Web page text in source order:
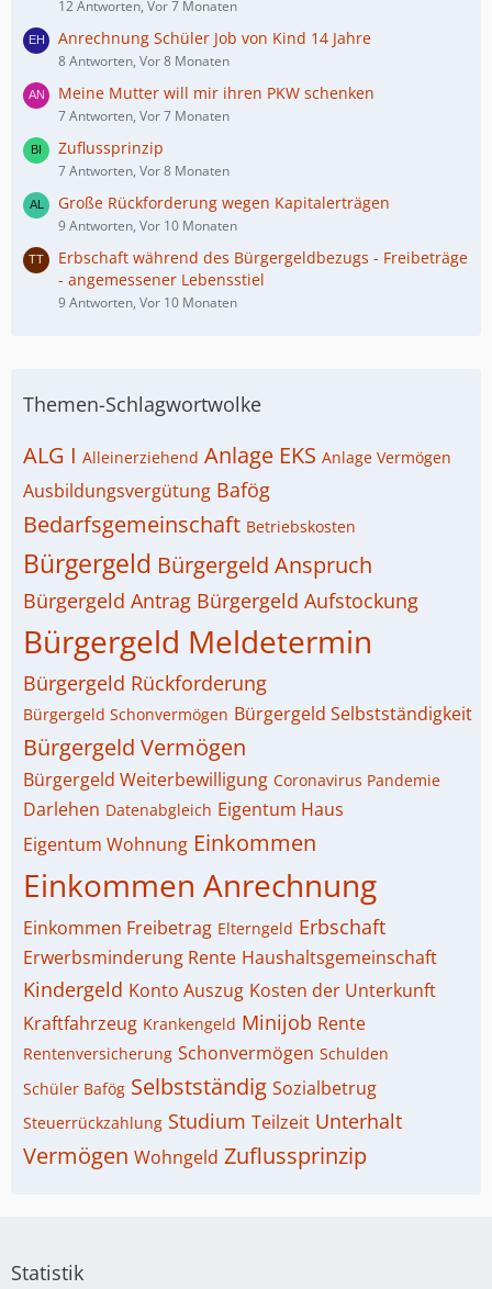
12 Antworten, Vor 7 Monaten
Anrechnung Schüler Job von Kind 14 Jahre
8 Antworten, Vor 8 Monaten
Meine Mutter will mir ihren PKW schenken
7 Antworten, Vor 7 Monaten
Zuflussprinzip
7 Antworten, Vor 8 Monaten
Große Rückforderung wegen Kapitalerträgen
9 Antworten, Vor 10 Monaten
Erbschaft während des Bürgergeldbezugs - Freibeträge
- angemessener Lebensstiel
9 Antworten, Vor 10 Monaten
Themen-Schlagwortwolke
ALG I Alleinerziehend Anlage EKS Anlage Vermögen
Ausbildungsvergütung Bafög
Bedarfsgemeinschaft Betriebskosten
Bürgergeld Bürgergeld Anspruch
Bürgergeld Antrag Bürgergeld Aufstockung
Bürgergeld Meldetermin
Bürgergeld Rückforderung
Bürgergeld Schonvermögen Bürgergeld Selbstständigkeit
Bürgergeld Vermögen
Bürgergeld Weiterbewilligung Coronavirus Pandemie
Darlehen Datenabgleich Eigentum Haus
Eigentum Wohnung Einkommen
Einkommen Anrechnung
Einkommen Freibetrag Elterngeld Erbschaft
Erwerbsminderung Rente Haushaltsgemeinschaft
Kindergeld Konto Auszug Kosten der Unterkunft
Kraftfahrzeug Krankengeld Minijob Rente
Rentenversicherung Schonvermögen Schulden
Schüler Bafög Selbstständig Sozialbetrug
Steuerrückzahlung Studium Teilzeit Unterhalt
Vermögen Wohngeld Zuflussprinzip
Statistik